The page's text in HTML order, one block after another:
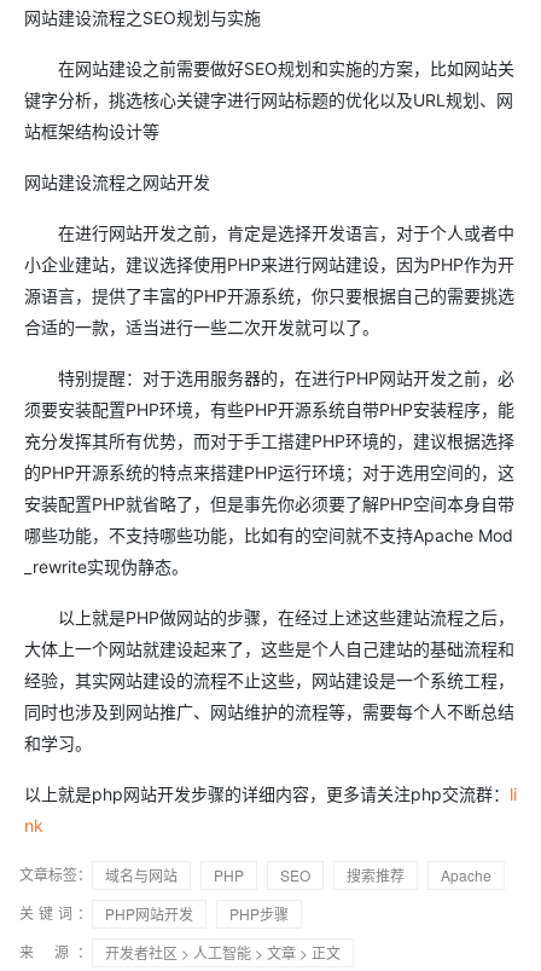
网站建设流程之SEO规划与实施
在网站建设之前需要做好SEO规划和实施的方案，比如网站关
键字分析，挑选核心关键字进行网站标题的优化以及URL规划、网
站框架结构设计等
网站建设流程之网站开发
在进行网站开发之前，肯定是选择开发语言，对于个人或者中
小企业建站，建议选择使用PHP来进行网站建设，因为PHP作为开
源语言，提供了丰富的PHP开源系统，你只要根据自己的需要挑选
合适的一款，适当进行一些二次开发就可以了。
特别提醒：对于选用服务器的，在进行PHP网站开发之前，必
须要安装配置PHP环境，有些PHP开源系统自带PHP安装程序，能
充分发挥其所有优势，而对于手工搭建PHP环境的，建议根据选择
的PHP开源系统的特点来搭建PHP运行环境；对于选用空间的，这
安装配置PHP就省略了，但是事先你必须要了解PHP空间本身自带
哪些功能，不支持哪些功能，比如有的空间就不支持Apache Mod
_rewrite实现伪静态。
以上就是PHP做网站的步骤，在经过上述这些建站流程之后，
大体上一个网站就建设起来了，这些是个人自己建站的基础流程和
经验，其实网站建设的流程不止这些，网站建设是一个系统工程，
同时也涉及到网站推广、网站维护的流程等，需要每个人不断总结
和学习。
以上就是php网站开发步骤的详细内容，更多请关注php交流群： li
nk
文章标签： 域名与网站 PHP SEO 搜索推荐
Apache
关键词：
PHP网站开发
PHP步骤
来 源：
开发者社区 > 人工智能 > 文章 > 正文